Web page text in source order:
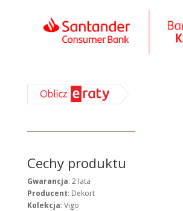
Cechy produktu
Gwarancja: 2 lata
Producent: Dekort
Kolekcja: Vigo